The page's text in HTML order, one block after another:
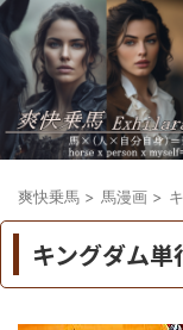
爽快乗馬 > 馬漫画 >
キングダム